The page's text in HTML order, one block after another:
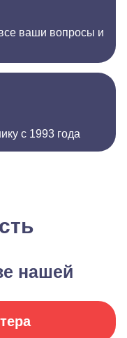
ваши вопросы и
с 1993 года
нашей